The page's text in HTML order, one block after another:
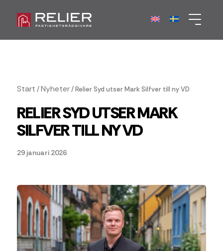
Start / Nyheter / Relier Syd utser Mark Silfver till ny VD
RELIER SYD UTSER MARK
SILFVER TILL NY VD
29 januari 2026